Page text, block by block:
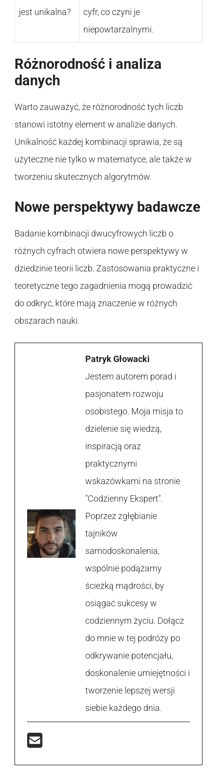
jest unikalna?
cyfr, co czyni je
niepowtarzalnymi.
Różnorodność i analiza
danych
Warto zauważyć, że różnorodność tych liczb
stanowi istotny element w analizie danych.
Unikalność każdej kombinacji sprawia, że są
użyteczne nie tylko w matematyce, ale także w
tworzeniu skutecznych algorytmów.
Nowe perspektywy badawcze
Badanie kombinacji dwucyfrowych liczb o
różnych cyfrach otwiera nowe perspektywy w
dziedzinie teorii liczb. Zastosowania praktyczne i
teoretyczne tego zagadnienia mogą prowadzić
do odkryć, które mają znaczenie w różnych
obszarach nauki.
Patryk Głowacki
Jestem autorem porad i
pasjonatem rozwoju
osobistego. Moja misja to
dzielenie się wiedzą,
inspiracją oraz
praktycznymi
wskazówkami na stronie
"Codzienny Ekspert".
Poprzez zgłębianie
tajników
samodoskonalenia,
wspólnie podążamy
ścieżką mądrości, by
osiągać sukcesy w
codziennym życiu. Dołącz
do mnie w tej podróży po
odkrywanie potencjału,
doskonalenie umiejętności i
tworzenie lepszej wersji
siebie każdego dnia.